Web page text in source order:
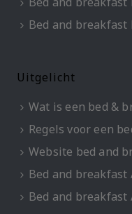
Bed and
Uitgelicht
Wat is een bed &
Regels voor een
Website bed and
Bed and breakfast
Bed and breakfast